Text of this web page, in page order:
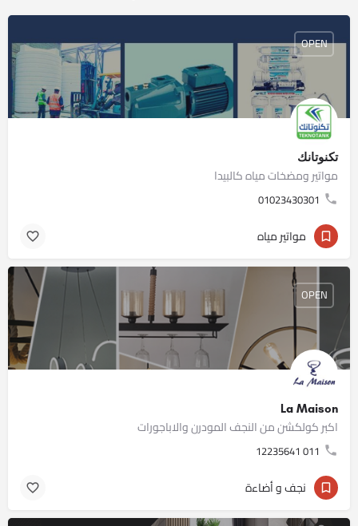
تكنوتانك
مواتير ومضخات مياه كالبيدا
01023430301
OPEN
مواتير مياه
La Maison
اكبر كولكشن من النجف المودرن والاباجورات
011 12235641
OPEN
نجف و أضاءة